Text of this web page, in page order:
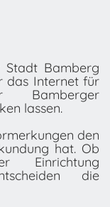
Bamberg
das Internet für
lassen.
den
hat. Ob
Einrichtung
die